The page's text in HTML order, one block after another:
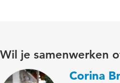
Wil je samenwerken
Corina